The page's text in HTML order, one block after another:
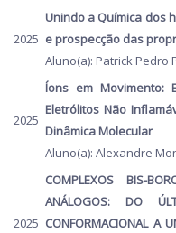
2025
Unindo a Química dos
e prospecção das
Aluno(a): Patrick Pedro
2025
Íons em Movimento:
Eletrólitos Não
Dinâmica Molecular
Aluno(a): Alexandre
2025
COMPLEXOS BIS-
ANÁLOGOS: DO
CONFORMACIONAL A